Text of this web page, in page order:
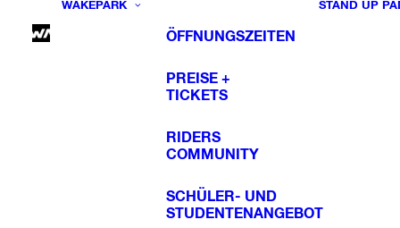
WAKEPARK
ÖFFNUNGSZEITEN
PREISE +
TICKETS
RIDERS
COMMUNITY
SCHÜLER- UND
STUDENTENANGEBOT
STAND UP